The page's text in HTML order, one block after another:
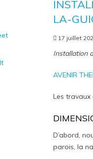
LA-
17 juillet
Installation
AVENIR
Les travaux
D’abord,
parois, la